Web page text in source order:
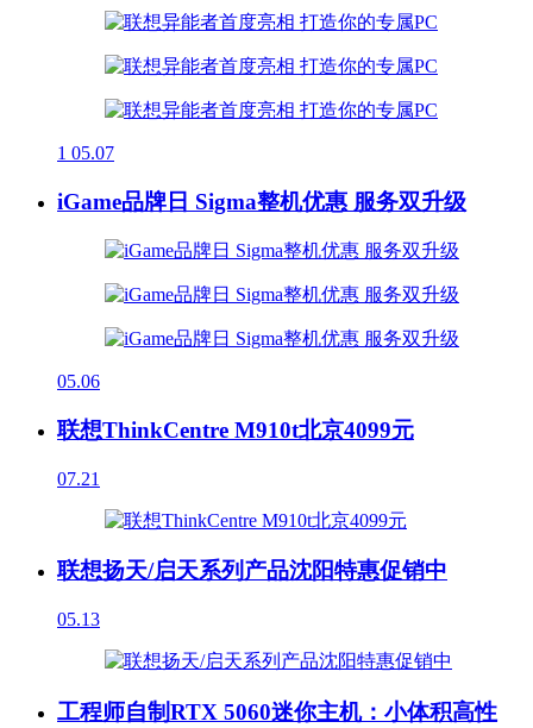
1 05.07
iGame品牌日 Sigma整机优惠 服务双升级
05.06
联想ThinkCentre M910t北京4099元
07.21
联想扬天/启天系列产品沈阳特惠促销中
05.13
工程师自制RTX 5060迷你主机：小体积高性